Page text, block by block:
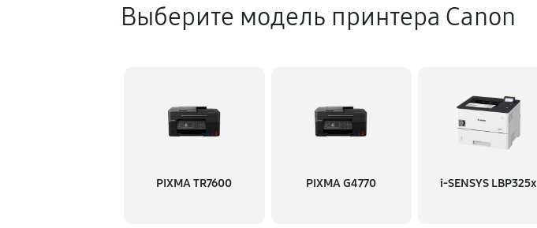
Выберите модель принтера Canon
PIXMA TR7600 PIXMA G4770 i-SENSYS LBP325x